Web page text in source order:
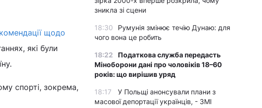
щодо
які були
спорті, зокрема,
зникла зі сцени
18:30
Румунія змінює течію Дунаю: для
чого вона це робить
18:22
Податкова служба передасть
Міноборони дані про чоловіків 18–60
років: що вирішив уряд
18:17
У Польщі анонсували плани з
масової депортації українців, - ЗМІ